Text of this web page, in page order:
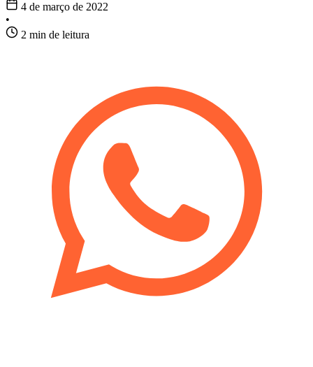
4 de março de 2022
•
2 min de leitura